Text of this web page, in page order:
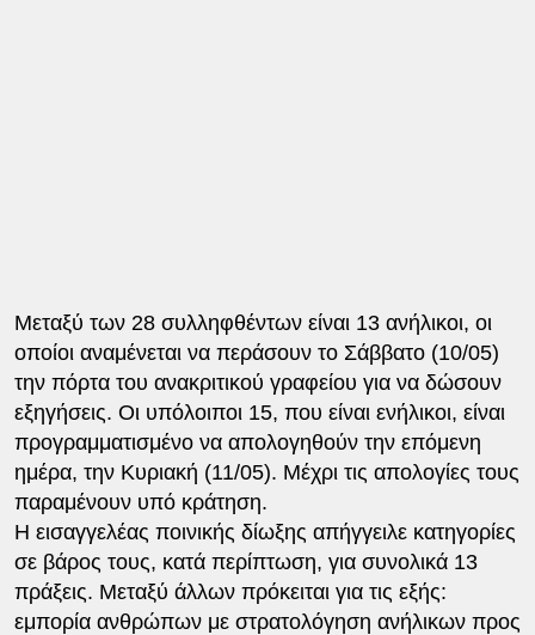
Μεταξύ των 28 συλληφθέντων είναι 13 ανήλικοι, οι
οποίοι αναμένεται να περάσουν το Σάββατο (10/05)
την πόρτα του ανακριτικού γραφείου για να δώσουν
εξηγήσεις. Οι υπόλοιποι 15, που είναι ενήλικοι, είναι
προγραμματισμένο να απολογηθούν την επόμενη
ημέρα, την Κυριακή (11/05). Μέχρι τις απολογίες τους
παραμένουν υπό κράτηση.
Η εισαγγελέας ποινικής δίωξης απήγγειλε κατηγορίες
σε βάρος τους, κατά περίπτωση, για συνολικά 13
πράξεις. Μεταξύ άλλων πρόκειται για τις εξής:
εμπορία ανθρώπων με στρατολόγηση ανήλικων προς